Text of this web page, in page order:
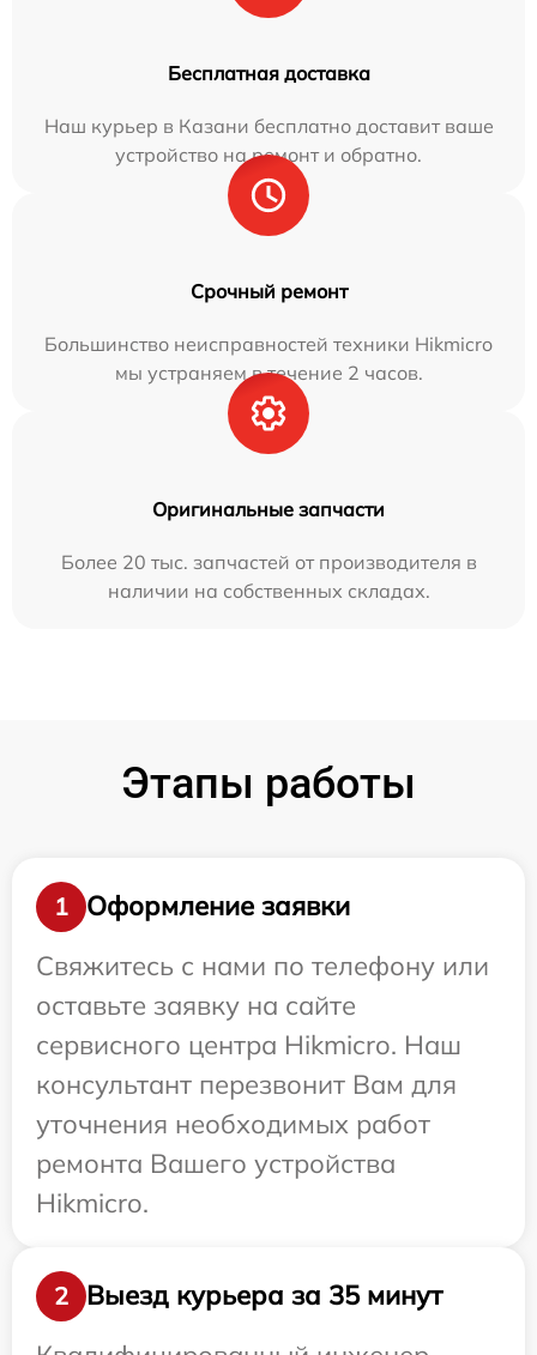
Бесплатная доставка
Наш курьер в Казани бесплатно доставит ваше
устройство на ремонт и обратно.
Срочный ремонт
Большинство неисправностей техники Hikmicro
мы устраняем в течение 2 часов.
Оригинальные запчасти
Более 20 тыс. запчастей от производителя в
наличии на собственных складах.
Этапы работы
1
Оформление заявки
Свяжитесь с нами по телефону или
оставьте заявку на сайте
сервисного центра Hikmicro. Наш
консультант перезвонит Вам для
уточнения необходимых работ
ремонта Вашего устройства
Hikmicro.
2
Выезд курьера за 35 минут